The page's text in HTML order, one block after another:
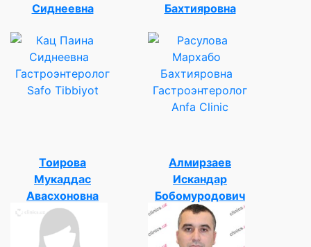
Сиднеевна
Гастроэнтеролог
Safo Tibbiyot
Бахтияровна
Гастроэнтеролог
Anfa Clinic
Тоирова
Мукаддас
Авасхоновна
Алмирзаев
Искандар
Бобомуродович